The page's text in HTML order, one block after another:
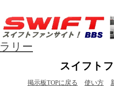
ラリー
スイフト
掲示板TOPに戻る 使い方